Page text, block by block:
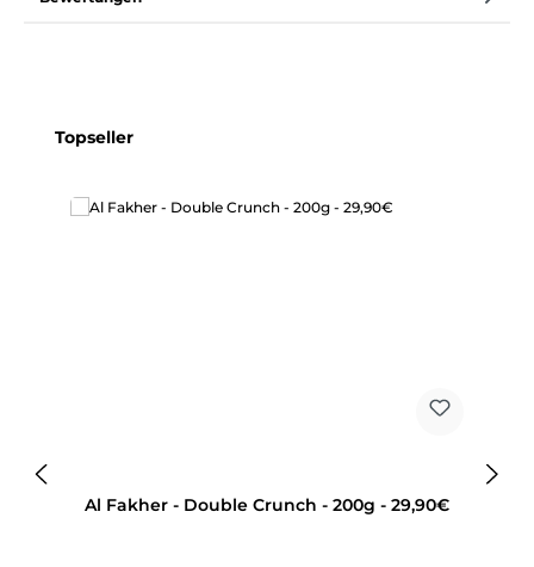
Produktgalerie überspringen
Topseller
Al Fakher - Double Crunch - 200g - 29,90€